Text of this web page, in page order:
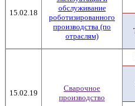
15.02.18
обслуживание
роботизированного
производства (по
отраслям)
15.02.19
Сварочное
производство